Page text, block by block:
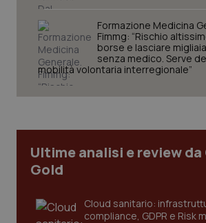
Formazione Medicina
Fimmg: “Rischio
borse e lasciare
senza medico. Serve
mobilità volontaria interregionale”
Ultime analisi e review da
Gold
Cloud sanitario:
compliance, GDPR e Risk
protette del sito. Il sito web non è in
funzionare correttamente senza questi
Nome
VISITOR_PRIVACY_METADATA